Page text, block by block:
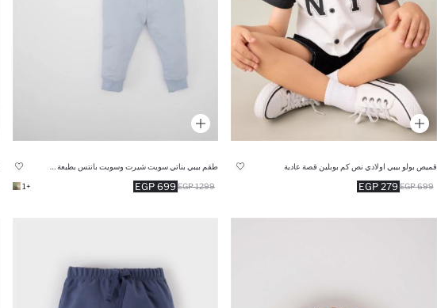
قميص بولو بيبي اولادي نص كم بوبلين قصة عادية
279 EGP 699 EGP
699 EGP 1299 EGP
+1